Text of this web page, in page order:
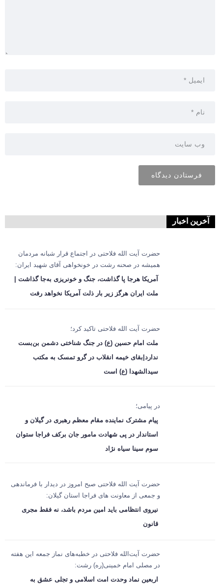
آخرین اخبار
حضرت آیت الله فلاحتی در اجتماع قرار شبانه مردمان
همیشه در صحنه رشت در خونخواهی آقای شهید ایران:
آمریکا هرجا پا گذاشت، جنگ و خونریزی به‌جا گذاشت |
ملت ایران هرگز زیر بار ذلت آمریکا نخواهد رفت
حضرت آیت الله فلاحتی تاکید کرد؛
ملت امام حسین (ع) در جنگ شناختی دشمن بن‌بست
ندارد|بقای خیمه انقلاب در گرو تمسک به مکتب
سیدالشهدا (ع) است
در پیامی؛
پیام مشترک نماینده مقام معظم رهبری در گیلان و
استاندار در پی شهادت مامور جان برکف فراجا ستوان
سوم سینا سیاه نژاد
حضرت آیت الله فلاحتی صبح امروز در دیدار با فرماندهی
و جمعی از معاونت های فراجا استان گیلان:
نیروی انتظامی باید امین مردم باشد، نه فقط مجری
قانون
حضرت آیت‌الله فلاحتی در خطبه‌های نماز جمعه این هفته
در مصلی امام خمینی(ره) رشت:
اربعین نماد وحدت امت اسلامی و تجلی عشق به